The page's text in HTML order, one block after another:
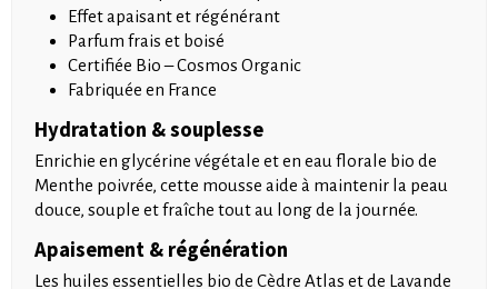
Effet apaisant et régénérant
Parfum frais et boisé
Certifiée Bio – Cosmos Organic
Fabriquée en France
Hydratation & souplesse
Enrichie en glycérine végétale et en eau florale bio de
Menthe poivrée, cette mousse aide à maintenir la peau
douce, souple et fraîche tout au long de la journée.
Apaisement & régénération
Les huiles essentielles bio de Cèdre Atlas et de Lavande